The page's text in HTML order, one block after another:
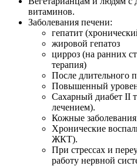
витаминов.
Заболевания печени:
гепатит
жировой гепатоз
цирроз (на ранних
терапия)
После длительного
Повышенный
Сахарный диабет II
лечением).
Кожные
Хронические
ЖКТ).
При стрессах и
работу нервной